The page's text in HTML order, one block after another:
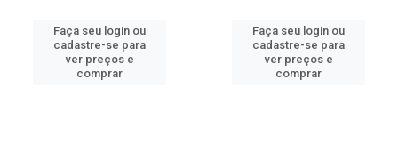
Faça seu login ou
cadastre-se para
ver preços e
comprar
Faça seu login ou
cadastre-se para
ver preços e
comprar